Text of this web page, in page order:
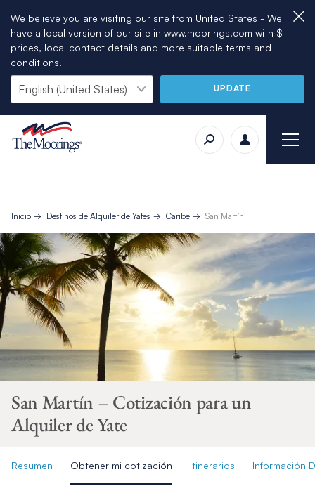
We believe you are visiting our site from United States - We
have a local version of our site in www.moorings.com with $
prices, local contact details and more suitable terms and
conditions.
UPDATE
Inicio Destinos de Alquiler de Yates Caribe San Martín
San Martín – Cotización para un
Alquiler de Yate
Resumen Obtener mi cotización Itinerarios Información